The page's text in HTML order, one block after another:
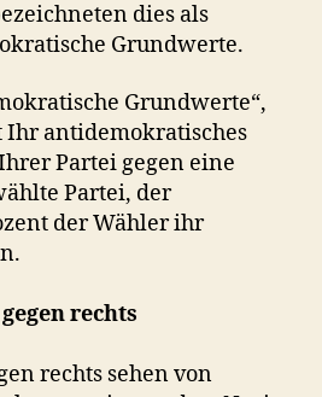
dies als
Grundwerte.
Grundwerte“,
Ihr antidemokratisches
Partei gegen eine
Partei, der
der Wähler ihr
rechts
rechts sehen von